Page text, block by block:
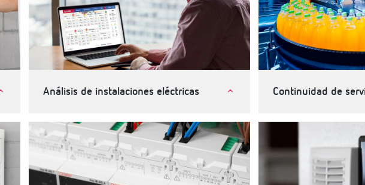
Análisis de instalaciones eléctricas
Industria
Telecomunicaciones e instalaciones críticas
Terciario, edificios e infraestructuras
Continuidad de
Telecomunicaciones
Terciario, edificios e